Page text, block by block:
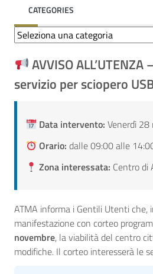
CATEGORIES
Categories
AVVISO
servizio per sciopero
Data intervento: Venerdì
Orario: dalle 09:00 alle
Zona interessata: Centro di
ATMA informa i Gentili Utenti che,
manifestazione con corteo
novembre, la viabilità del centro
modifiche. Il corteo interesserà le